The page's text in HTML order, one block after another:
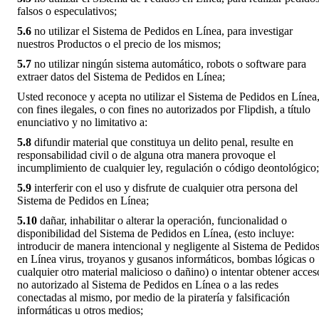
falsos o especulativos;
5.6 no utilizar el Sistema de Pedidos en Línea, para investigar
nuestros Productos o el precio de los mismos;
5.7 no utilizar ningún sistema automático, robots o software para
extraer datos del Sistema de Pedidos en Línea;
Usted reconoce y acepta no utilizar el Sistema de Pedidos en Línea,
con fines ilegales, o con fines no autorizados por Flipdish, a título
enunciativo y no limitativo a:
5.8 difundir material que constituya un delito penal, resulte en
responsabilidad civil o de alguna otra manera provoque el
incumplimiento de cualquier ley, regulación o código deontológico;
5.9 interferir con el uso y disfrute de cualquier otra persona del
Sistema de Pedidos en Línea;
5.10 dañar, inhabilitar o alterar la operación, funcionalidad o
disponibilidad del Sistema de Pedidos en Línea, (esto incluye:
introducir de manera intencional y negligente al Sistema de Pedidos
en Línea virus, troyanos y gusanos informáticos, bombas lógicas o
cualquier otro material malicioso o dañino) o intentar obtener
no autorizado al Sistema de Pedidos en Línea o a las redes
conectadas al mismo, por medio de la piratería y falsificación
informáticas u otros medios;